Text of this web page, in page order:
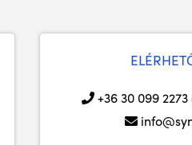
+36 30 099 2273